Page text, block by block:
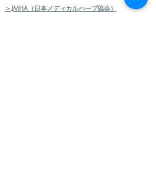
＞JMHA（日本メディカルハーブ協会）